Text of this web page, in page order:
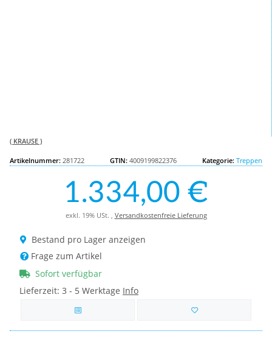
( KRAUSE )
Artikelnummer: 281722 GTIN: 4009199822376 Kategorie: Treppen
1.334,00 €
exkl. 19% USt. , Versandkostenfreie Lieferung
Bestand pro Lager anzeigen
Frage zum Artikel
Sofort verfügbar
Lieferzeit: 3 - 5 Werktage Info